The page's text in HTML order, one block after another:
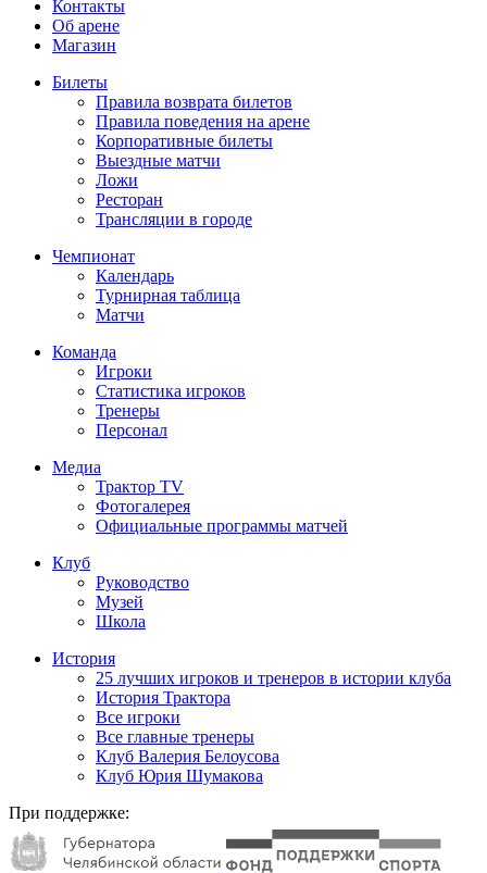
Контакты
Об арене
Магазин
Билеты
Правила возврата билетов
Правила поведения на арене
Корпоративные билеты
Выездные матчи
Ложи
Ресторан
Трансляции в городе
Чемпионат
Календарь
Турнирная таблица
Матчи
Команда
Игроки
Статистика игроков
Тренеры
Персонал
Медиа
Трактор TV
Фотогалерея
Официальные программы матчей
Клуб
Руководство
Музей
Школа
История
25 лучших игроков и тренеров в истории клуба
История Трактора
Все игроки
Все главные тренеры
Клуб Валерия Белоусова
Клуб Юрия Шумакова
При поддержке: